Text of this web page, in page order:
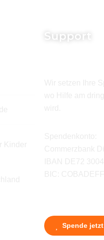
Support
Spende jetzt